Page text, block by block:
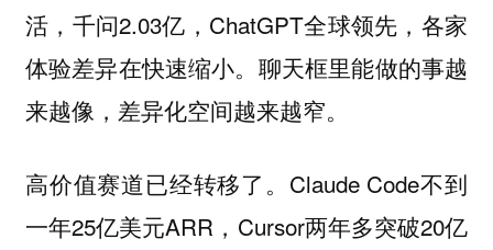
活，千问2.03亿，ChatGPT全球领先，各家
体验差异在快速缩小。聊天框里能做的事越
来越像，差异化空间越来越窄。
高价值赛道已经转移了。 Claude Code不到
一年25亿美元ARR，Cursor两年多突破20亿